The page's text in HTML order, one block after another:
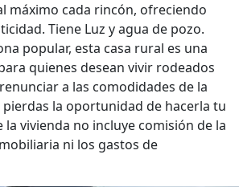
máximo cada rincón, ofreciendo
Tiene Luz y agua de pozo.
popular, esta casa rural es una
quienes desean vivir rodeados
a las comodidades de la
la oportunidad de hacerla tu
la vivienda no incluye comisión de la
ni los gastos de